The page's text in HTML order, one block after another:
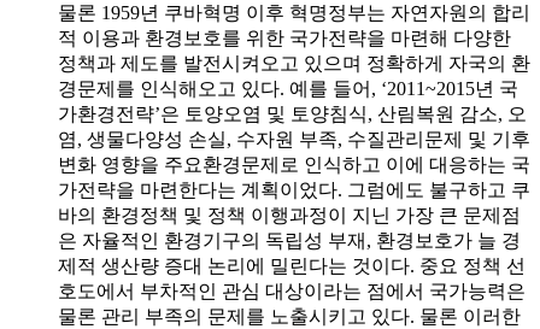
물론 1959년 쿠바혁명 이후 혁명정부는 자연자원의 합리
적 이용과 환경보호를 위한 국가전략을 마련해 다양한
정책과 제도를 발전시켜오고 있으며 정확하게 자국의 환
경문제를 인식해오고 있다. 예를 들어, ‘2011~2015년 국
가환경전략’은 토양오염 및 토양침식, 산림복원 감소, 오
염, 생물다양성 손실, 수자원 부족, 수질관리문제 및 기후
변화 영향을 주요환경문제로 인식하고 이에 대응하는 국
가전략을 마련한다는 계획이었다. 그럼에도 불구하고 쿠
바의 환경정책 및 정책 이행과정이 지닌 가장 큰 문제점
은 자율적인 환경기구의 독립성 부재, 환경보호가 늘 경
제적 생산량 증대 논리에 밀린다는 것이다. 중요 정책 선
호도에서 부차적인 관심 대상이라는 점에서 국가능력은
물론 관리 부족의 문제를 노출시키고 있다. 물론 이러한